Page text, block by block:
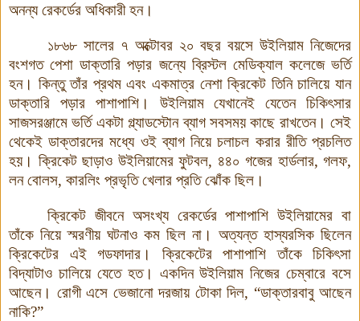
অনন্য রেকর্ডের অধিকারী হন।
১৮৬৮ সালের ৭ অক্টোবর ২০ বছর বয়সে উইলিয়াম নিজেদের
বংশগত পেশা ডাক্তারি পড়ার জন্যে ব্রিস্টল মেডিক্যাল কলেজে ভর্তি
হন। কিন্তু তাঁর প্রথম এবং একমাত্র নেশা ক্রিকেট তিনি চালিয়ে যান
ডাক্তারি পড়ার পাশাপাশি। উইলিয়াম যেখানেই যেতেন চিকিৎসার
সাজসরঞ্জামে ভর্তি একটা গ্ল্যাডস্টোন ব্যাগ সবসময় কাছে রাখতেন। সেই
থেকেই ডাক্তারদের মধ্যে ওই ব্যাগ নিয়ে চলাচল করার রীতি প্রচলিত
হয়। ক্রিকেট ছাড়াও উইলিয়ামের ফুটবল, ৪৪০ গজের হার্ডলার, গলফ,
লন বোলস, কারলিং প্রভৃতি খেলার প্রতি ঝোঁক ছিল।
ক্রিকেট জীবনে অসংখ্য রেকর্ডের পাশাপাশি উইলিয়ামের বা
তাঁকে নিয়ে স্মরণীয় ঘটনাও কম ছিল না। অত্যন্ত হাস্যরসিক ছিলেন
ক্রিকেটের এই গডফাদার। ক্রিকেটের পাশাপাশি তাঁকে চিকিৎসা
বিদ্যাটাও চালিয়ে যেতে হত। একদিন উইলিয়াম নিজের চেম্বারে বসে
আছেন। রোগী এসে ভেজানো দরজায় টোকা দিল, “ডাক্তারবাবু আছেন
নাকি?”